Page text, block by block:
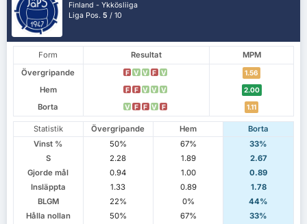
Finland - Ykkösliiga
Liga Pos.5 / 10
Form Resultat
MPM
Övergripande
F V V F V 1.56
Hem F F V V V 2.00
Borta V F F V F 1.11
Statistik Övergripande Hem
Borta
Vinst %
50% 67%
33%
S
2.28 1.89
2.67
Gjorde mål
0.94 1.00
0.89
Insläppta
1.33 0.89
1.78
BLGM
22% 0%
44%
Hålla nollan
50% 67%
33%